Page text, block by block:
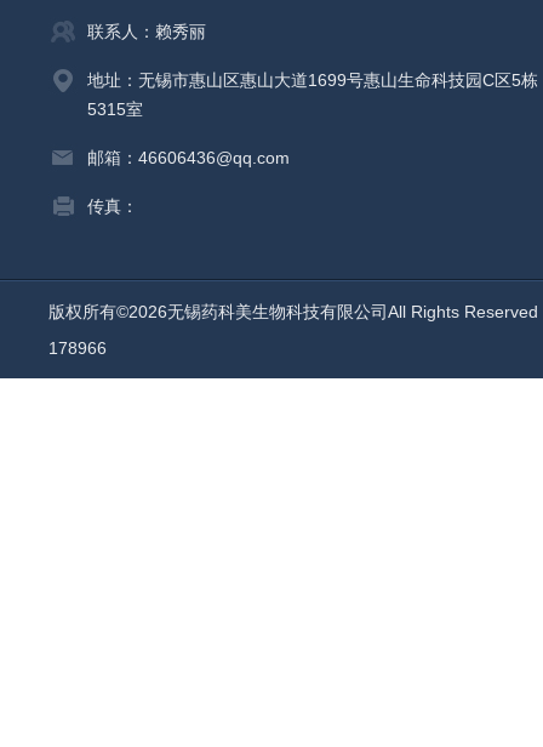
联系人：赖秀丽
地址：无锡市惠山区惠山大道1699号惠山生命科技园C区5栋
5315室
邮箱：46606436@qq.com
传真：
版权所有©2026无锡药科美生物科技有限公司All Rights
178966